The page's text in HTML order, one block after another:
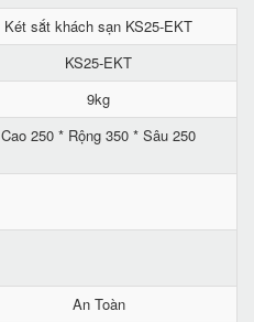
Két sắt khách sạn KS25-EKT
KS25-EKT
9kg
Cao 250 * Rộng 350 * Sâu 250
An Toàn